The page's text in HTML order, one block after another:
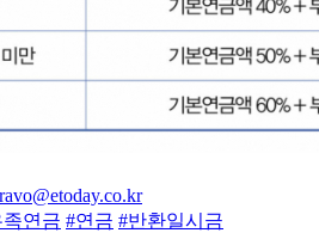
족연금 #연금 #반환일시금